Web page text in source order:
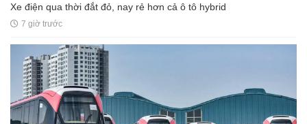
Xe điện qua thời đắt đỏ, nay rẻ hơn cả ô tô hybrid
7 giờ trước